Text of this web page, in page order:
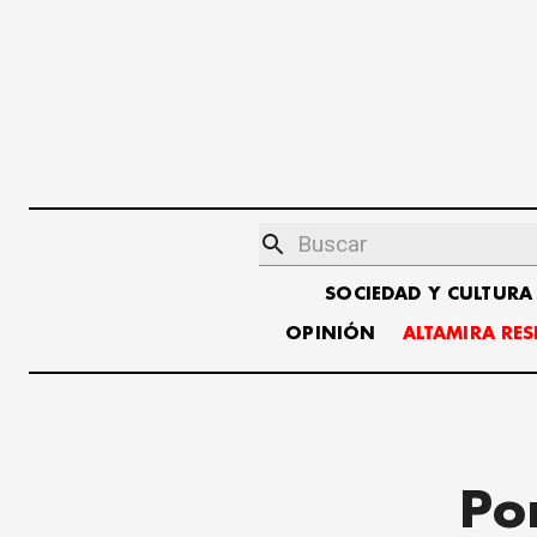
SOCIEDAD Y CULTURA
OPINIÓN ALTAMIRA